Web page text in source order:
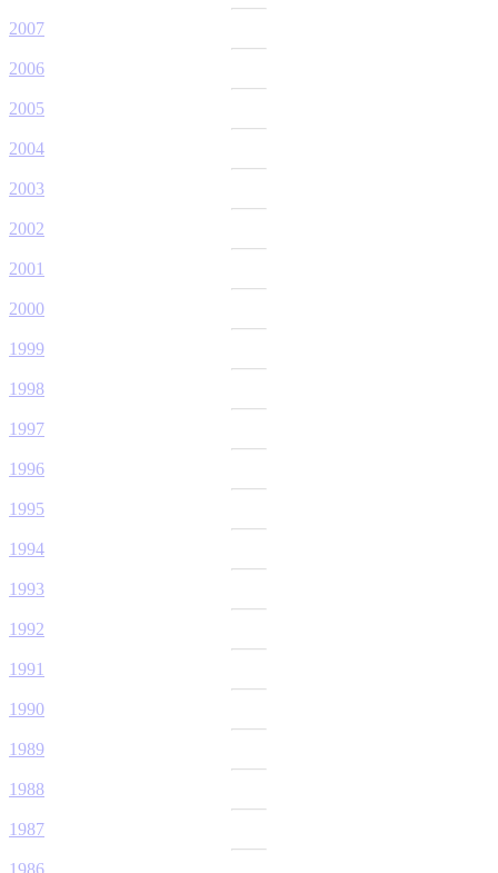
2007
2006
2005
2004
2003
2002
2001
2000
1999
1998
1997
1996
1995
1994
1993
1992
1991
1990
1989
1988
1987
1986